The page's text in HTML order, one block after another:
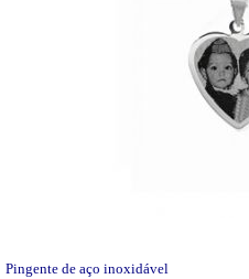
Pingente de aço inoxidável